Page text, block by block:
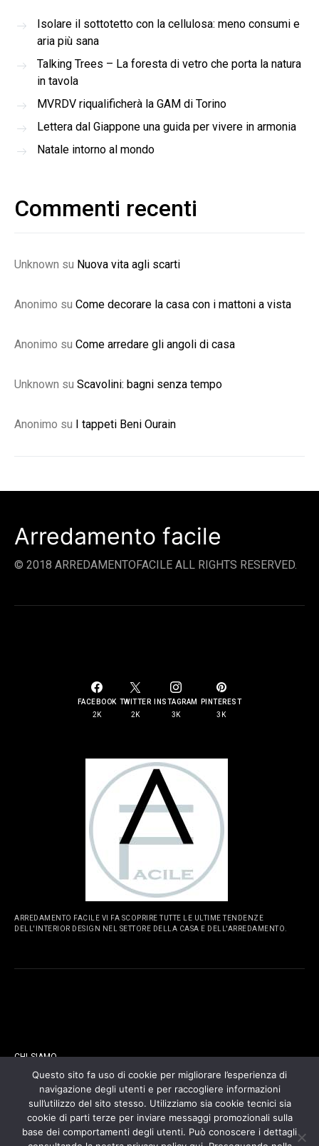
Isolare il sottotetto con la cellulosa: meno consumi e
aria più sana
Talking Trees – La foresta di vetro che porta la natura
in tavola
MVRDV riqualificherà la GAM di Torino
Lettera dal Giappone una guida per vivere in armonia
Natale intorno al mondo
Commenti recenti
Unknown su Nuova vita agli scarti
Anonimo su Come decorare la casa con i mattoni a vista
Anonimo su Come arredare gli angoli di casa
Unknown su Scavolini: bagni senza tempo
Anonimo su I tappeti Beni Ourain
Arredamento facile
© 2018 ARREDAMENTOFACILE ALL RIGHTS RESERVED.
FACEBOOK
2K
TWITTER
2K
INSTAGRAM
3K
PINTEREST
3K
ARREDAMENTO FACILE VI FA SCOPRIRE TUTTE LE ULTIME TENDENZE
DELL'INTERIOR DESIGN NEL SETTORE DELLA CASA E DELL'ARREDAMENTO.
CHI SIAMO
CONTATTI
COOKIES POLICY
Questo sito fa uso di cookie per migliorare l’esperienza di
navigazione degli utenti e per raccogliere informazioni
sull’utilizzo del sito stesso. Utilizziamo sia cookie tecnici sia
cookie di parti terze per inviare messaggi promozionali sulla
base dei comportamenti degli utenti. Può conoscere i dettagli